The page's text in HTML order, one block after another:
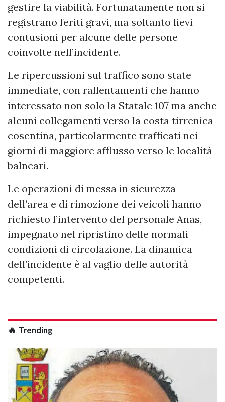
gestire la viabilità. Fortunatamente non si
registrano feriti gravi, ma soltanto lievi
contusioni per alcune delle persone
coinvolte nell’incidente.
Le ripercussioni sul traffico sono state
immediate, con rallentamenti che hanno
interessato non solo la Statale 107 ma anche
alcuni collegamenti verso la costa tirrenica
cosentina, particolarmente trafficati nei
giorni di maggiore afflusso verso le località
balneari.
Le operazioni di messa in sicurezza
dell’area e di rimozione dei veicoli hanno
richiesto l’intervento del personale Anas,
impegnato nel ripristino delle normali
condizioni di circolazione. La dinamica
dell’incidente è al vaglio delle autorità
competenti.
🔥 Trending